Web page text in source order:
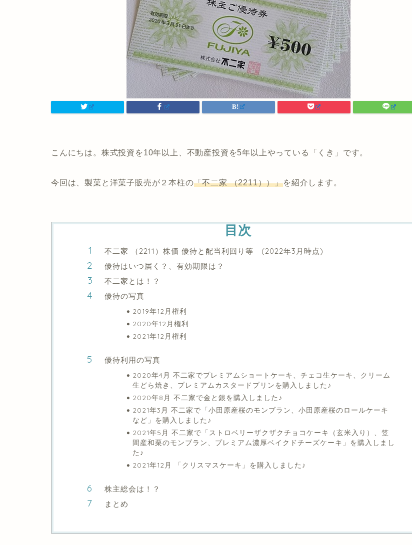
こんにちは。株式投資を10年以上、不動産投資を5年以上やっている「くき」です。
今回は、製菓と洋菓子販売が２本柱の「不二家 （2211））」を紹介します。
目次
不二家 （2211）株価 優待と配当利回り等 (2022年3月時点)
優待はいつ届く？、有効期限は？
不二家とは！？
優待の写真
2019年12月権利
2020年12月権利
2021年12月権利
優待利用の写真
2020年4月 不二家でプレミアムショートケーキ、チェコ生ケーキ、クリーム
生どら焼き、プレミアムカスタードプリンを購入しました♪
2020年8月 不二家で金と銀を購入しました♪
2021年3月 不二家で「小田原産桜のモンブラン、小田原産桜のロールケーキ
など」を購入しました♪
2021年5月 不二家で「ストロベリーザクザクチョコケーキ（玄米入り）、笠
間産和栗のモンブラン、プレミアム濃厚ベイクドチーズケーキ」を購入しまし
た♪
2021年12月 「クリスマスケーキ」を購入しました♪
株主総会は！？
まとめ